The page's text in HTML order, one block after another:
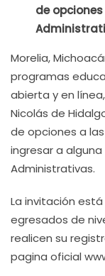
de
Morelia,
programas
abierta y en
Nicolás de
de opciones a
ingresar a
Administrativas.
La invitación
egresados de
realicen su
pagina oficial